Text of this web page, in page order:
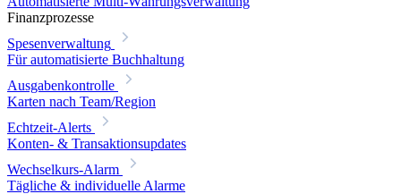
Finanzprozesse
Spesenverwaltung
Für automatisierte Buchhaltung
Ausgabenkontrolle
Karten nach Team/Region
Echtzeit-Alerts
Konten- & Transaktionsupdates
Wechselkurs-Alarm
Tägliche & individuelle Alarme